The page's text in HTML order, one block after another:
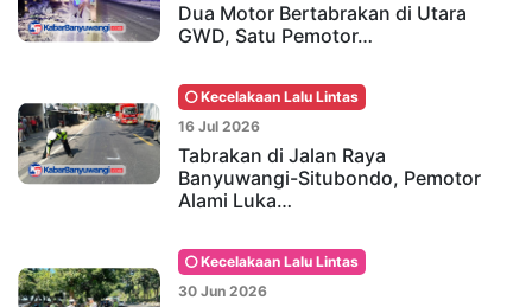
Dua Motor Bertabrakan di Utara
GWD, Satu Pemotor…
Kecelakaan Lalu Lintas
16 Jul 2026
Tabrakan di Jalan Raya
Banyuwangi-Situbondo, Pemotor
Alami Luka…
Kecelakaan Lalu Lintas
30 Jun 2026